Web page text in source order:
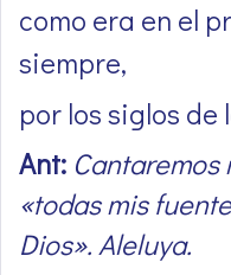
como era en el
siempre,
por los siglos de
Ant: Cantaremos
«todas mis
Dios». Aleluya.